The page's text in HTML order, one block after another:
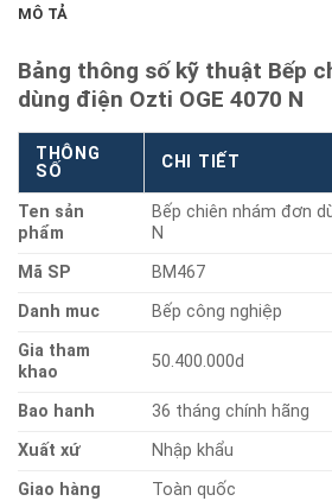
MÔ TẢ
Bảng thông số kỹ thuật Bếp
dùng điện Ozti OGE 4070 N
THÔNG
SỐ
CHI TIẾT
Ten sản
phẩm
Bếp chiên nhám đơn
N
Mã SP
BM467
Danh muc
Bếp công nghiệp
Gia tham
khao
50.400.000d
Bao hanh
36 tháng chính hãng
Xuất xứ
Nhập khẩu
Giao hàng
Toàn quốc